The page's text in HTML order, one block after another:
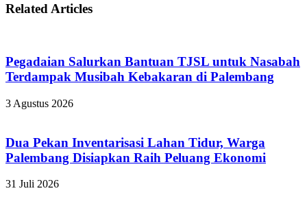
Related Articles
Pegadaian Salurkan Bantuan TJSL untuk Nasabah
Terdampak Musibah Kebakaran di Palembang
3 Agustus 2026
Dua Pekan Inventarisasi Lahan Tidur, Warga
Palembang Disiapkan Raih Peluang Ekonomi
31 Juli 2026